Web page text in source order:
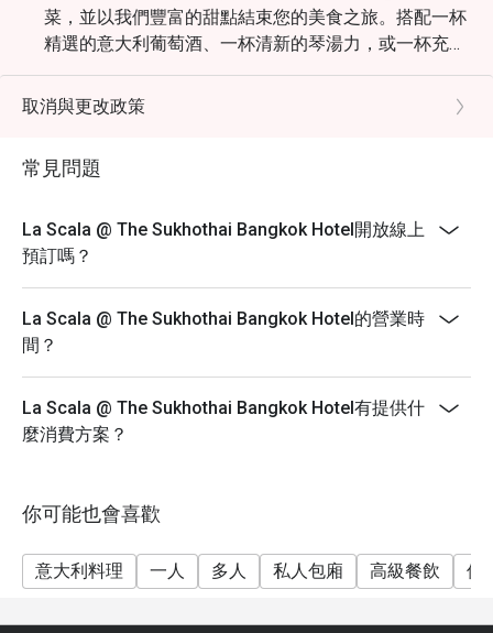
菜，並以我們豐富的甜點結束您的美食之旅。搭配一杯
精選的意大利葡萄酒、一杯清新的琴湯力，或一杯充滿
活力的阿佩羅雞尾酒。 PORTOFINO之夜 第二輯 - 盡情
享受精緻的意大利開胃菜自助餐，品嚐您選擇的主菜，
並以我們豐富的甜點結束您的美食之旅。搭配一杯招牌
間：下午5點至晚上11點 價格：每人泰銖1,900++
店任何餐廳時，請勿穿著短褲、無袖襯衫（男士）、涼
鞋或拖鞋。
取消與更改政策
常見問題
La Scala @ The Sukhothai Bangkok Hotel開放線上
預訂嗎？
La Scala @ The Sukhothai Bangkok Hotel的營業時
間？
La Scala @ The Sukhothai Bangkok Hotel有提供什
麼消費方案？
你可能也會喜歡
意大利料理 一人 多人 私人包廂 高級餐飲 休